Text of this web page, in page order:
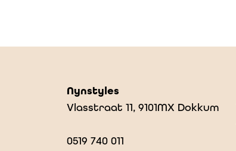
Nynstyles
Vlasstraat 11, 9101MX Dokkum
0519 740 011